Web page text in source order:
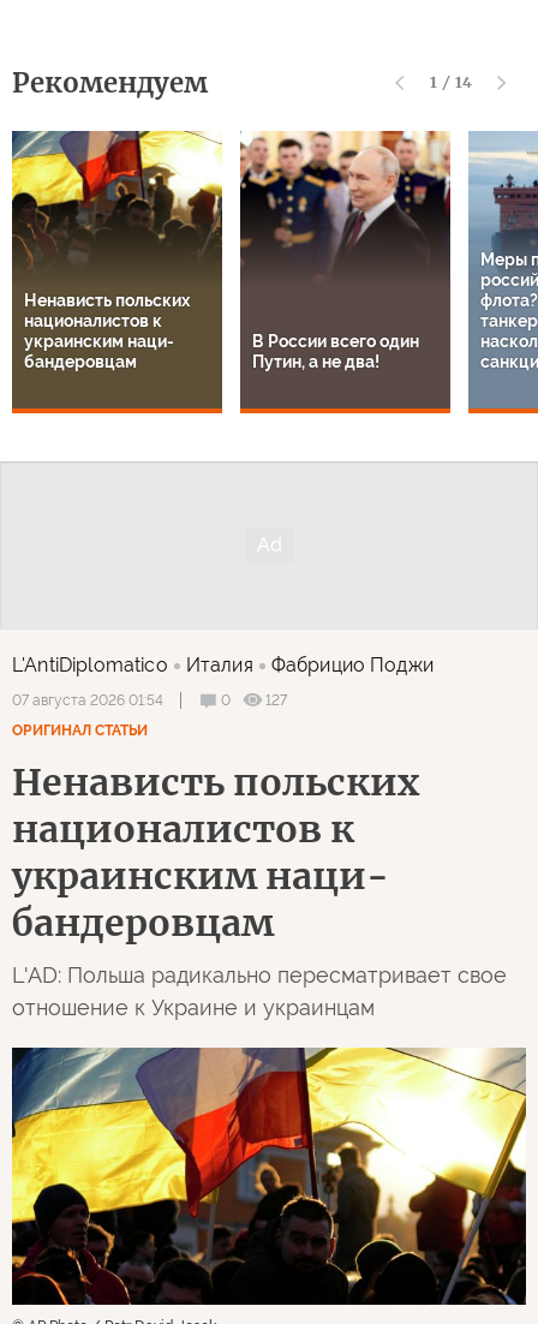
Рекомендуем 1 / 14
Ненависть польских
националистов к
украинским наци-
бандеровцам
В России всего один
Путин, а не два!
Меры
L'AntiDiplomatico Италия Фабрицио Поджи
07 августа 2026 01:54 0
127
ОРИГИНАЛ СТАТЬИ
Ненависть польских
националистов к
украинским наци-
бандеровцам
L'AD: Польша радикально пересматривает свое
отношение к Украине и украинцам